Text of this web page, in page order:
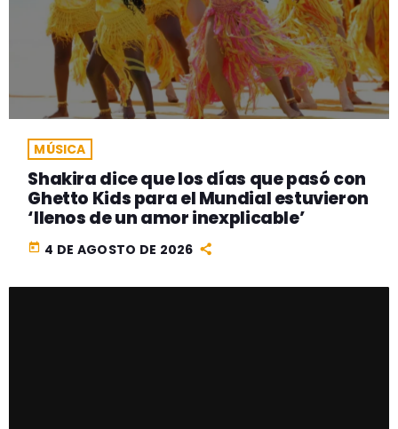
MÚSICA
Shakira dice que los días que pasó con
Ghetto Kids para el Mundial estuvieron
‘llenos de un amor inexplicable’
today 4 DE AGOSTO DE 2026